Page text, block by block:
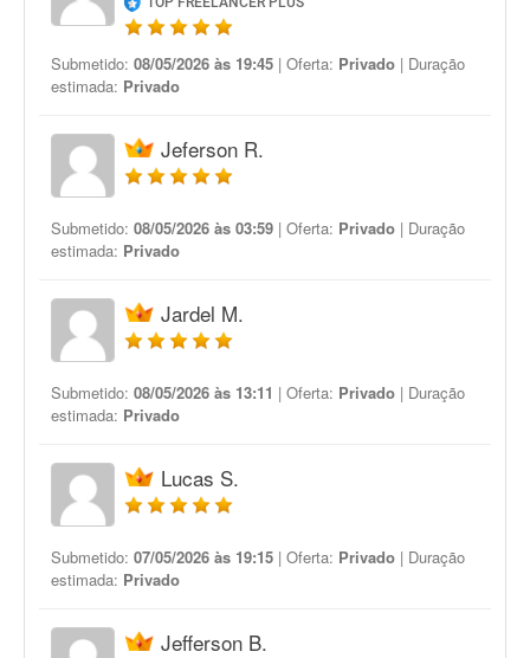
Submetido: 08/05/2026 às 19:45 | Oferta: Privado | Duração
estimada: Privado
Jeferson R.
Submetido: 08/05/2026 às 03:59 | Oferta: Privado | Duração
estimada: Privado
Jardel M.
Submetido: 08/05/2026 às 13:11 | Oferta: Privado | Duração
estimada: Privado
Lucas S.
Submetido: 07/05/2026 às 19:15 | Oferta: Privado | Duração
estimada: Privado
Jefferson B.